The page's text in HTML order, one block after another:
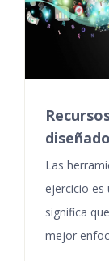
Las
ejercicio es
significa
mejor